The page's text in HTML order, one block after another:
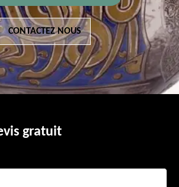
CONTACTEZ NOUS
gratuit